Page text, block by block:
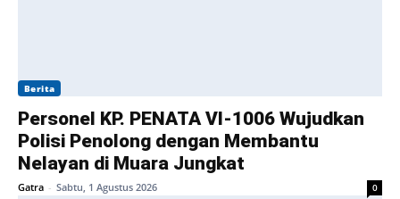
Berita
Personel KP. PENATA VI-1006 Wujudkan
Polisi Penolong dengan Membantu
Nelayan di Muara Jungkat
Gatra - Sabtu, 1 Agustus 2026 0